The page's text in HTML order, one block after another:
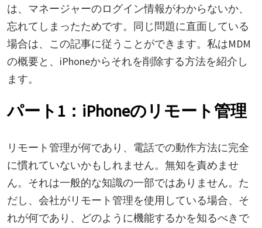
は、マネージャーのログイン情報がわからないか、
忘れてしまったためです。同じ問題に直面している
場合は、この記事に従うことができます。私はMDM
の概要と、iPhoneからそれを削除する方法を紹介し
ます。
パート1：iPhoneのリモート管理
リモート管理が何であり、電話での動作方法に完全
に慣れていないかもしれません。無知を責めませ
ん。それは一般的な知識の一部ではありません。た
だし、会社がリモート管理を使用している場合、そ
れが何であり、どのように機能するかを知るべきで